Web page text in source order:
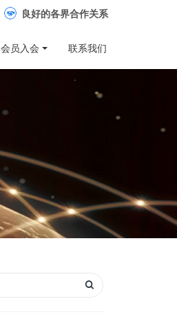
良好的各界合作关系
会员入会 联系我们